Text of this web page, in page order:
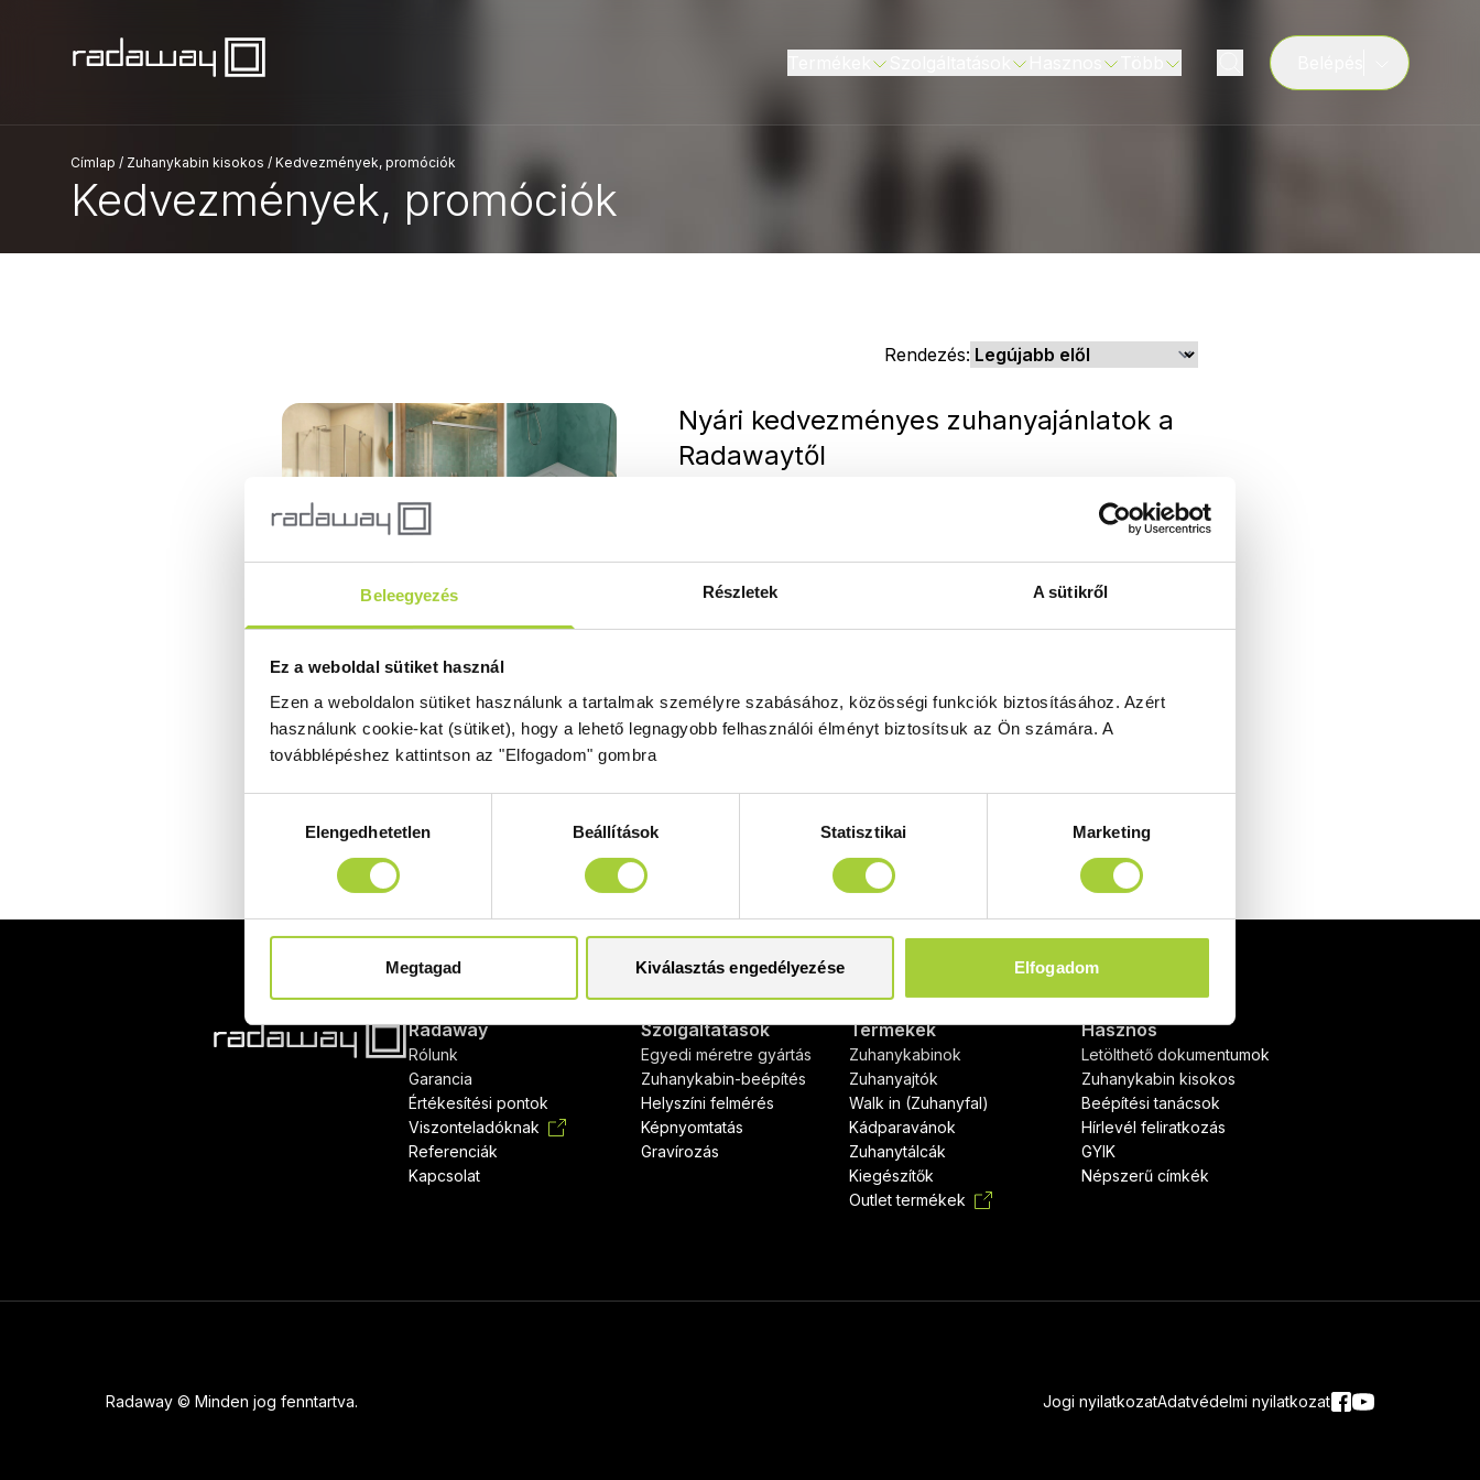
Beleegyezés Részletek A sütikről
Ez a weboldal sütiket használ
Ezen a weboldalon sütiket használunk a tartalmak személyre szabásához, közösségi funkciók biztosításához. Azért
használunk cookie-kat (sütiket), hogy a lehető legnagyobb felhasználói élményt biztosítsuk az Ön számára. A
továbblépéshez kattintson az "Elfogadom" gombra
kiválasztásaElengedhetetlen Beállítások Statisztikai Marketing
Megtagad Kiválasztás engedélyezése Elfogadom
Címlap / Zuhanykabin kisokos / Kedvezmények, promóciók
Kedvezmények, promóciók
Rendezés:
Nyári kedvezményes zuhanyajánlatok a
Radawaytől
tökéletes zuhanytálcát vagy kabint, méghozzá kedvezményes
áron. A Radaway akciós kínálat...
Radaway
Rólunk
Garancia
Értékesítési pontok
Viszonteladóknak
Referenciák
Kapcsolat
Szolgáltatások
Egyedi méretre gyártás
Zuhanykabin-beépítés
Helyszíni felmérés
Képnyomtatás
Gravírozás
Termékek
Zuhanykabinok
Zuhanyajtók
Walk in (Zuhanyfal)
Kádparavánok
Zuhanytálcák
Kiegészítők
Outlet termékek
Hasznos
Letölthető dokumentumok
Zuhanykabin kisokos
Beépítési tanácsok
Hírlevél feliratkozás
GYIK
Népszerű címkék
Jogi nyilatkozatAdatvédelmi nyilatkozat
Radaway © Minden jog fenntartva.